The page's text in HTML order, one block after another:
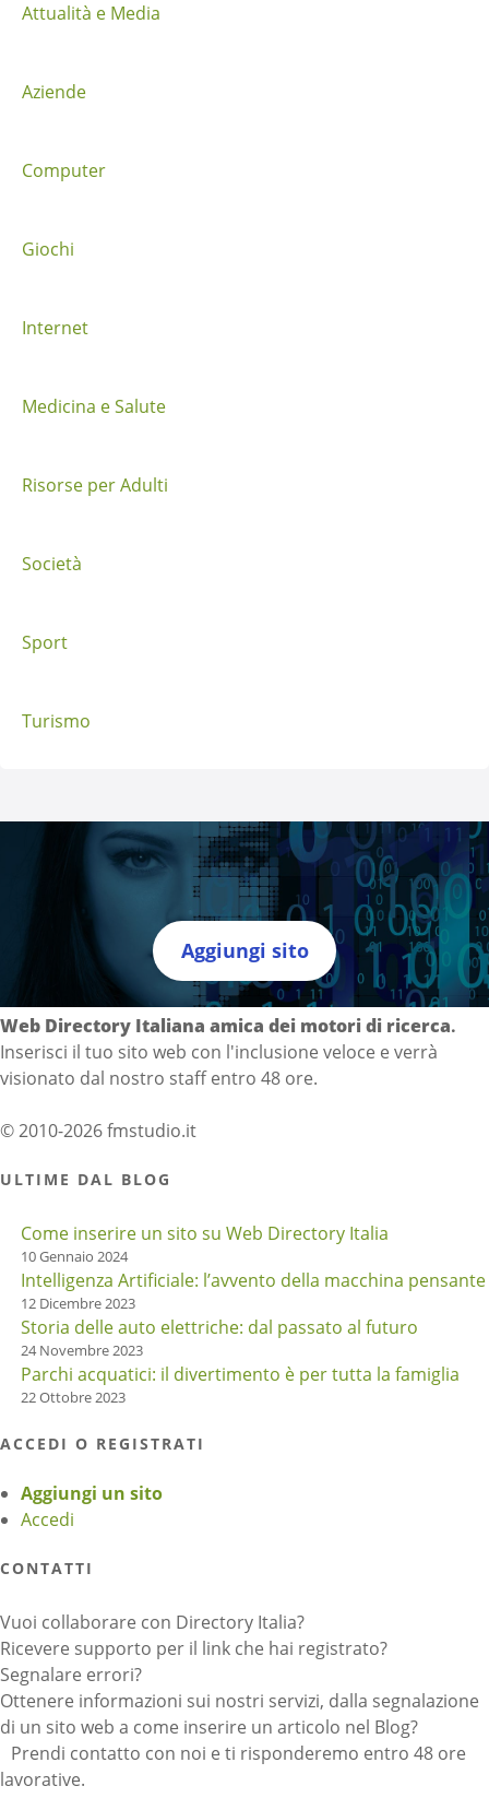
o
n
t
a
p
o
t
Attualità e Media
Aziende
Computer
Giochi
Internet
Medicina e Salute
Risorse per Adulti
Società
Sport
Turismo
Aggiungi sito
Directory Italia
Web Directory Italiana amica dei motori di ricerca.
Inserisci il tuo sito web con l'inclusione veloce e verrà
visionato dal nostro staff entro 48 ore.
© 2010-2026 fmstudio.it
ULTIME DAL BLOG
Come inserire un sito su Web Directory Italia
10 Gennaio 2024
Intelligenza Artificiale: l’avvento della macchina pensante
12 Dicembre 2023
Storia delle auto elettriche: dal passato al futuro
24 Novembre 2023
Parchi acquatici: il divertimento è per tutta la famiglia
22 Ottobre 2023
ACCEDI O REGISTRATI
Aggiungi un sito
Accedi
CONTATTI
Vuoi collaborare con Directory Italia?
Ricevere supporto per il link che hai registrato?
Segnalare errori?
Ottenere informazioni sui nostri servizi, dalla segnalazione
di un sito web a come inserire un articolo nel Blog?
Prendi contatto con noi e ti risponderemo entro 48 ore
lavorative.